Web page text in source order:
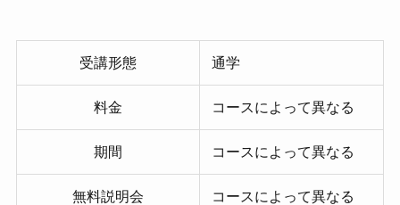
受講形態 通学
料金 コースによって異なる
期間 コースによって異なる
無料説明会 コースによって異なる